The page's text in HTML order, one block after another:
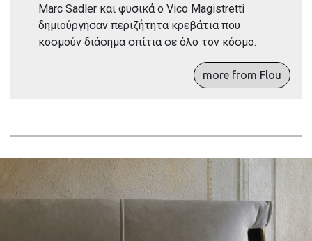
Marc Sadler και φυσικά ο Vico Magistretti
δημιούργησαν περιζήτητα κρεβάτια που
κοσμούν διάσημα σπίτια σε όλο τον κόσμο.
more from Flou